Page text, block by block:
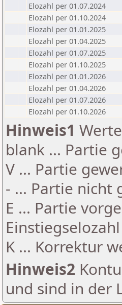
Elozahl per 01.07.2024
Elozahl per 01.10.2024
Elozahl per 01.01.2025
Elozahl per 01.04.2025
Elozahl per 01.07.2025
Elozahl per 01.10.2025
Elozahl per 01.01.2026
Elozahl per 01.04.2026
Elozahl per 01.07.2026
Elozahl per 01.10.2026
Hinweis1
blank ... Partie
V ... Partie
- ... Partie nicht
E ... Partie
K ... Korrektur
Hinweis2
und sind in der